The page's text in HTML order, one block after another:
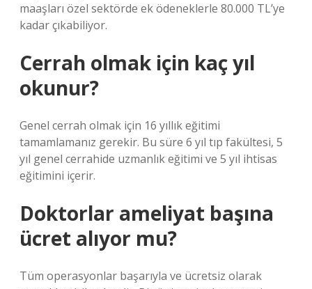
maaşları özel sektörde ek ödeneklerle 80.000 TL’ye
kadar çıkabiliyor.
Cerrah olmak için kaç yıl
okunur?
Genel cerrah olmak için 16 yıllık eğitimi
tamamlamanız gerekir. Bu süre 6 yıl tıp fakültesi, 5
yıl genel cerrahide uzmanlık eğitimi ve 5 yıl ihtisas
eğitimini içerir.
Doktorlar ameliyat başına
ücret alıyor mu?
Tüm operasyonlar başarıyla ve ücretsiz olarak